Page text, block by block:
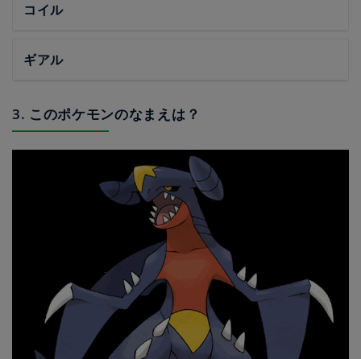
コイル
ギアル
3. このポケモンのなまえは？